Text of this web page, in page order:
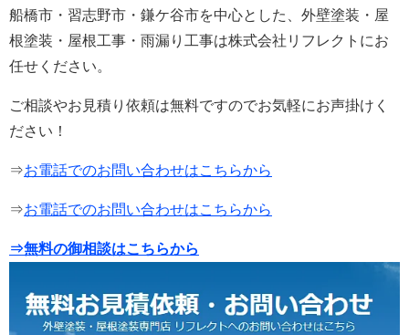
船橋市・習志野市・鎌ケ谷市を中心とした、外壁塗装・屋
根塗装・屋根工事・雨漏り工事は株式会社リフレクトにお
任せください。
ご相談やお見積り依頼は無料ですのでお気軽にお声掛けく
ださい！
⇒お電話でのお問い合わせはこちらから
⇒お電話でのお問い合わせはこちらから
⇒無料の御相談はこちらから